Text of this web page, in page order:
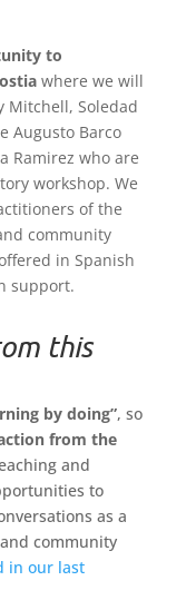
to
where we will
Mitchell, Soledad
Augusto Barco
Ramirez who are
workshop. We
of the
community
in Spanish
support.
this
by doing”, so
from the
and
to
as a
community
in our last